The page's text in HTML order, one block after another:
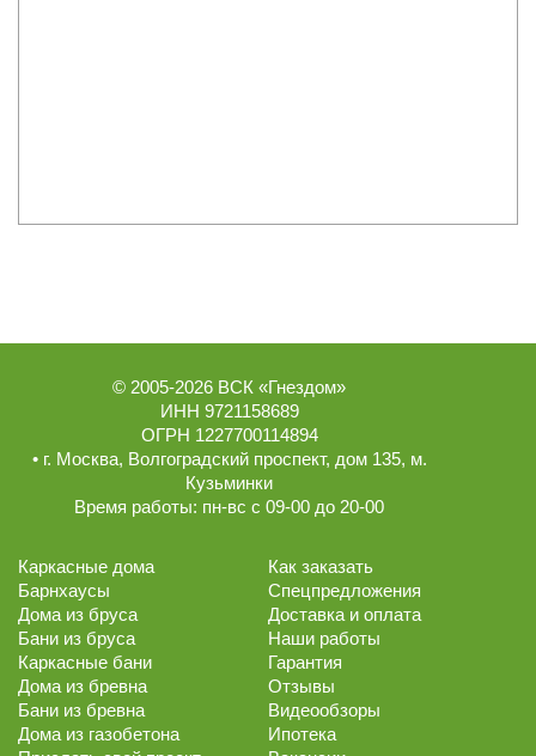
© 2005-2026 ВСК «Гнездом»
ИНН 9721158689
ОГРН 1227700114894
• г. Москва, Волгоградский проспект, дом 135, м.
Кузьминки
Время работы: пн-вс с 09-00 до 20-00
Каркасные дома
Барнхаусы
Дома из бруса
Бани из бруса
Каркасные бани
Дома из бревна
Бани из бревна
Дома из газобетона
Как заказать
Спецпредложения
Доставка и оплата
Наши работы
Гарантия
Отзывы
Видеообзоры
Ипотека